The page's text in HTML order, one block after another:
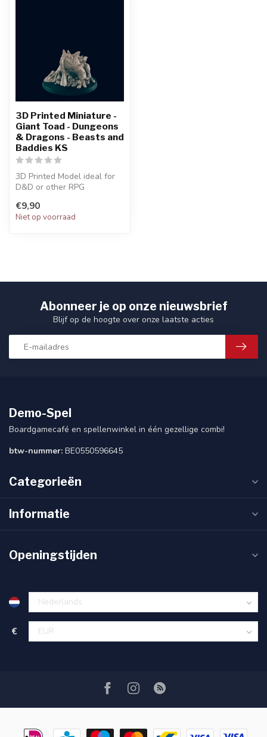
3D Printed Miniature -
Giant Toad - Dungeons
& Dragons - Beasts and
Baddies KS
3D Printed Model ideal for
D&D or other RPG
€9,90
Niet op voorraad
Abonneer je op onze nieuwsbrief
Blijf op de hoogte over onze laatste acties
Demo-Spel
Boardgamecafé en spellenwinkel in één gezellige combi!
btw-nummer: BE0550596645
Categorieën
Informatie
Openingstijden
€